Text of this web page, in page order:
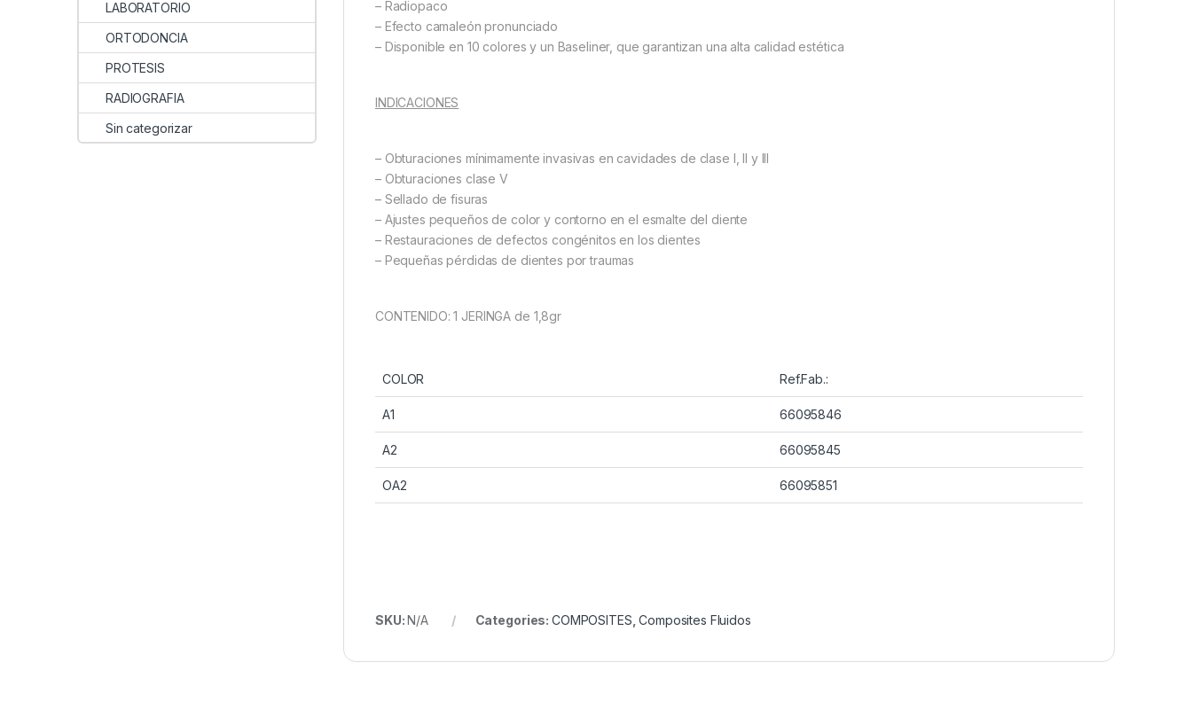
– Radiopaco
– Efecto camaleón pronunciado
– Disponible en 10 colores y un Baseliner, que garantizan una alta calidad estética
INDICACIONES
– Obturaciones mínimamente invasivas en cavidades de clase I, II y III
– Obturaciones clase V
– Sellado de fisuras
– Ajustes pequeños de color y contorno en el esmalte del diente
– Restauraciones de defectos congénitos en los dientes
– Pequeñas pérdidas de dientes por traumas
CONTENIDO: 1 JERINGA de 1,8gr
COLOR Ref.Fab.:
A1 66095846
A2 66095845
OA2 66095851
SKU:N/A Categories: COMPOSITES ,Composites Fluidos
LABORATORIO
ORTODONCIA
PROTESIS
RADIOGRAFIA
Sin categorizar